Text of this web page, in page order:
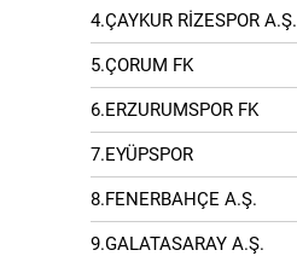
4.ÇAYKUR RİZESPOR A.Ş.
5.ÇORUM FK
6.ERZURUMSPOR FK
7.EYÜPSPOR
8.FENERBAHÇE A.Ş.
9.GALATASARAY A.Ş.